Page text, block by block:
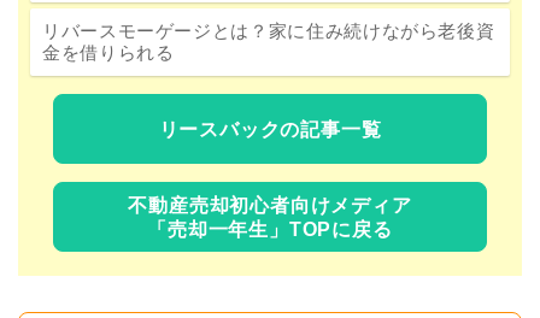
リバースモーゲージとは？家に住み続けながら老後資
金を借りられる
リースバックの記事一覧
不動産売却初心者向けメディア
「売却一年生」TOPに戻る